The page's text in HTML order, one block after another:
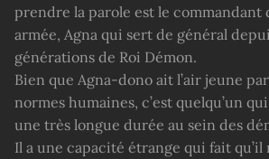
prendre la parole est le commandant
armée, Agna qui sert de général
générations de Roi Démon.
Bien que Agna-dono ait l’air jeune
normes humaines, c’est quelqu’un
une très longue durée au sein des
Il a une capacité étrange qui fait qu’il